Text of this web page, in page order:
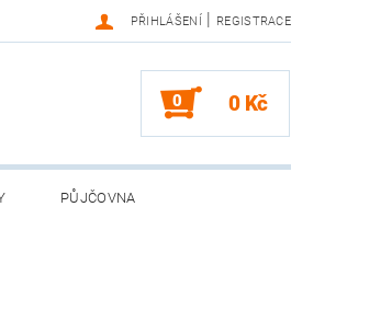
PŘIHLÁŠENÍ | REGISTRACE
0 0 Kč
PŮJČOVNA